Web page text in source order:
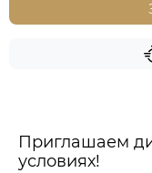
Приглашаем
условиях!